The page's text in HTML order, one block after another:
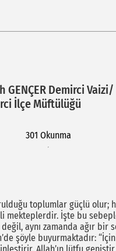
GENÇER Demirci Vaizi/
İlçe Müftülüğü
301 Okunma
toplumlar güçlü olur;
mekteplerdir. İşte bu
aynı zamanda ağır bir
şöyle buyurmaktadır: